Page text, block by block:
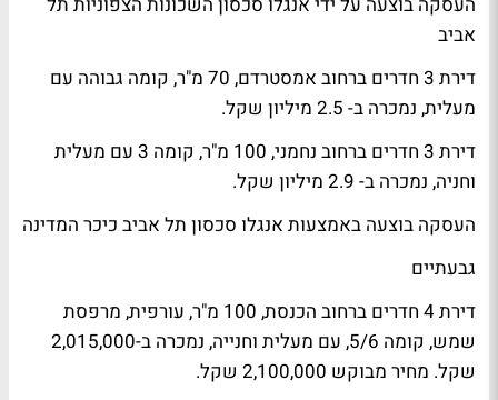
אביב
דירת 3 חדרים ברחוב אמסטרדם, 70 מ"ר, קומה גבוהה עם
מעלית, נמכרה ב- 2.5 מיליון שקל.
דירת 3 חדרים ברחוב נחמני, 100 מ"ר, קומה 3 עם מעלית
וחניה, נמכרה ב- 2.9 מיליון שקל.
העסקה בוצעה באמצעות אנגלו סכסון תל אביב כיכר המדינה
גבעתיים
דירת 4 חדרים ברחוב הכנסת, 100 מ"ר, עורפית, מרפסת
שמש, קומה 5/6, עם מעלית וחנייה, נמכרה ב-2,015,000
שקל. מחיר מבוקש 2,100,000 שקל.